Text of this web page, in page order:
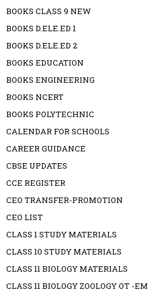
BOOKS CLASS 9 NEW
BOOKS D.ELE.ED 1
BOOKS D.ELE.ED 2
BOOKS EDUCATION
BOOKS ENGINEERING
BOOKS NCERT
BOOKS POLYTECHNIC
CALENDAR FOR SCHOOLS
CAREER GUIDANCE
CBSE UPDATES
CCE REGISTER
CEO TRANSFER-PROMOTION
CEO LIST
CLASS 1 STUDY MATERIALS
CLASS 10 STUDY MATERIALS
CLASS 11 BIOLOGY MATERIALS
CLASS 11 BIOLOGY ZOOLOGY OT -EM